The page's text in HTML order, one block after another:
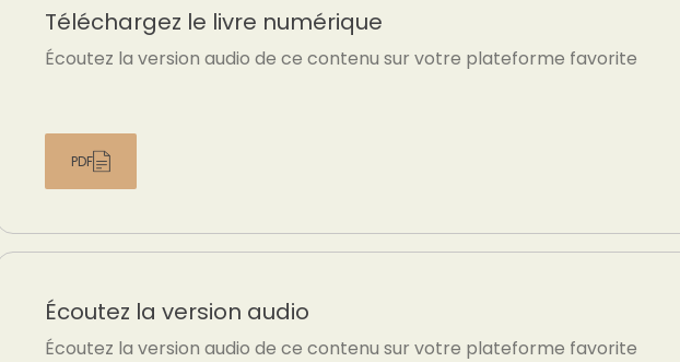
Téléchargez le livre numérique
Écoutez la version audio de ce contenu sur votre plateforme favorite
PDF
Écoutez la version audio
Écoutez la version audio de ce contenu sur votre plateforme favorite